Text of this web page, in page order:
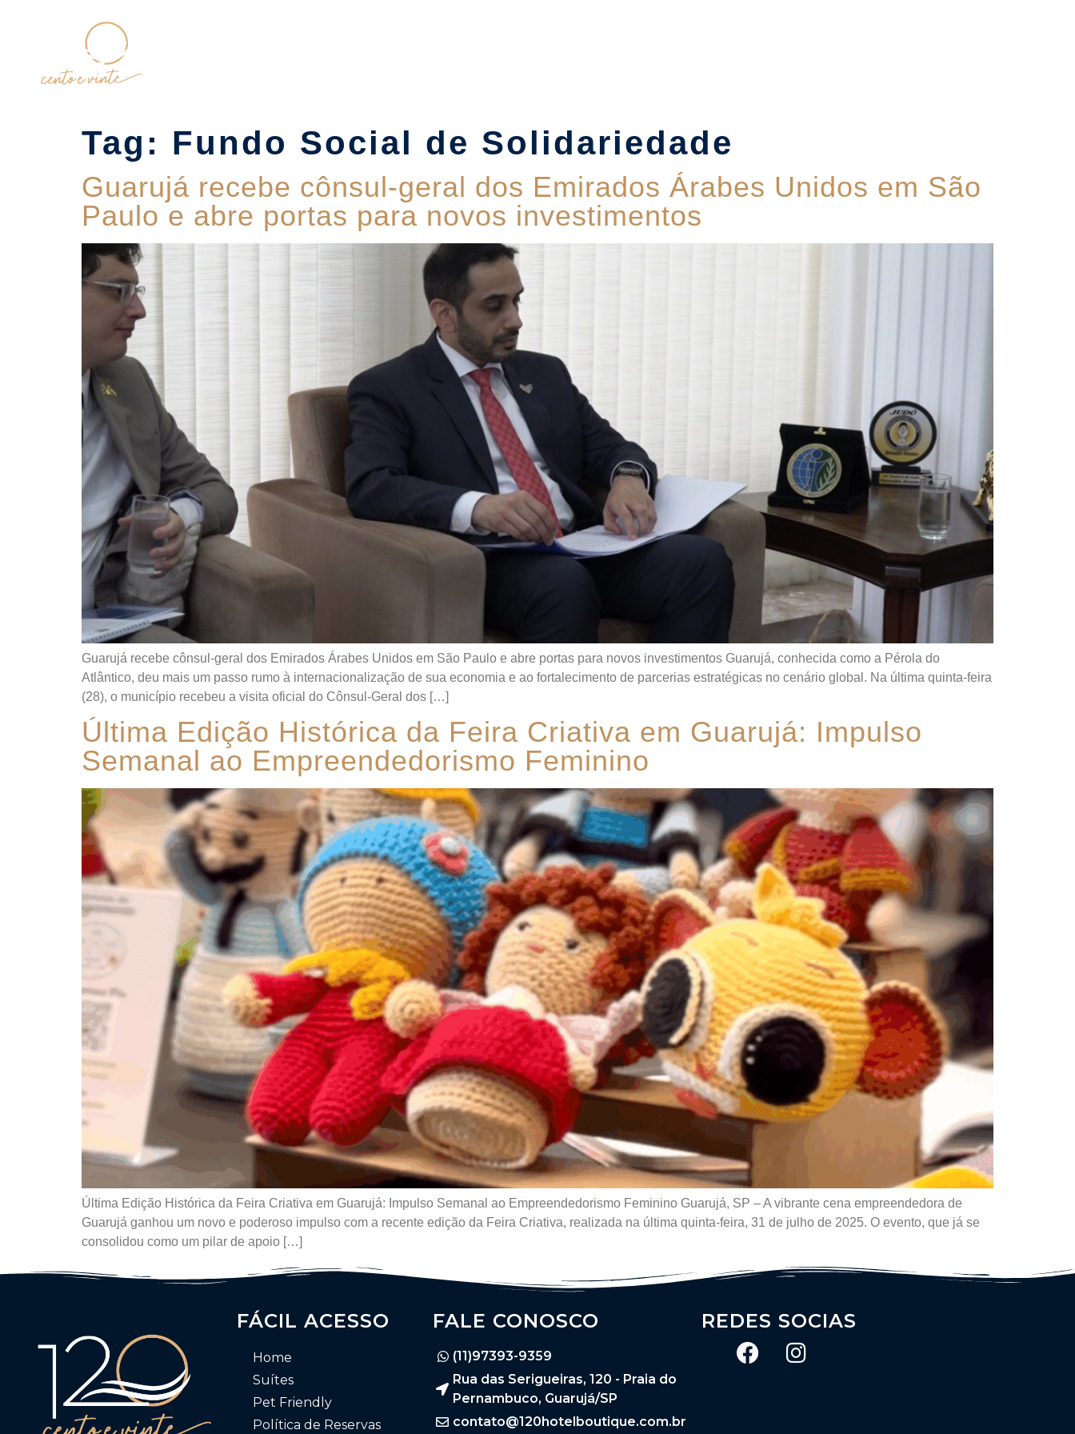
Tag: Fundo Social de Solidariedade
Guarujá recebe cônsul-geral dos Emirados Árabes Unidos em São
Paulo e abre portas para novos investimentos
Guarujá recebe cônsul-geral dos Emirados Árabes Unidos em São Paulo e abre portas para novos investimentos Guarujá, conhecida como a Pérola do
Atlântico, deu mais um passo rumo à internacionalização de sua economia e ao fortalecimento de parcerias estratégicas no cenário global. Na última quinta-feira
(28), o município recebeu a visita oficial do Cônsul-Geral dos […]
Última Edição Histórica da Feira Criativa em Guarujá: Impulso
Semanal ao Empreendedorismo Feminino
Última Edição Histórica da Feira Criativa em Guarujá: Impulso Semanal ao Empreendedorismo Feminino Guarujá, SP – A vibrante cena empreendedora de
Guarujá ganhou um novo e poderoso impulso com a recente edição da Feira Criativa, realizada na última quinta-feira, 31 de julho de 2025. O evento, que já se
consolidou como um pilar de apoio […]
FÁCIL ACESSO
Home
Suítes
Pet Friendly
Política de Reservas
FALE CONOSCO
(11)97393-9359
Rua das Serigueiras, 120 - Praia do
Pernambuco, Guarujá/SP
contato@120hotelboutique.com.br
REDES SOCIAS